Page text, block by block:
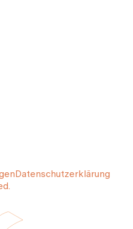
Datenschutzerklärung